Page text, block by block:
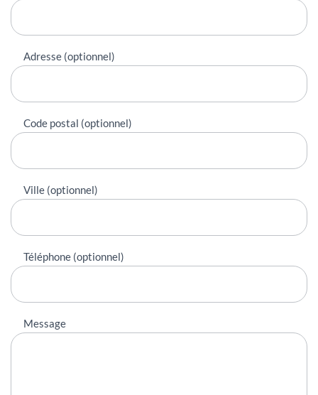
Adresse (optionnel)
Code postal (optionnel)
Ville (optionnel)
Téléphone (optionnel)
Message